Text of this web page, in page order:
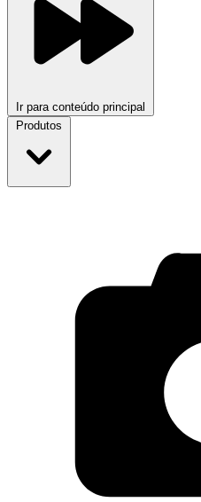
Ir para conteúdo principal
Produtos